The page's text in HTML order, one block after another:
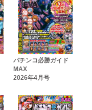
パチンコ必勝ガイド
MAX
2026年4月号